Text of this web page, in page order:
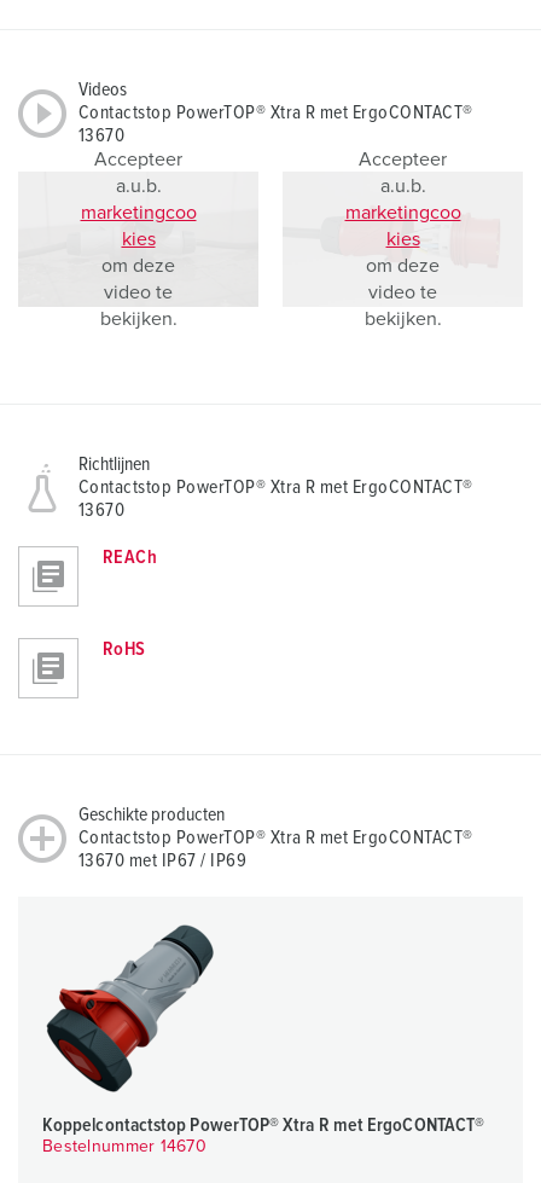
Videos
Contactstop PowerTOP® Xtra R met ErgoCONTACT®
13670
Accepteer
a.u.b.
marketingcoo
kies
om deze
video te
bekijken.
Accepteer
a.u.b.
marketingcoo
kies
om deze
video te
bekijken.
Richtlijnen
Contactstop PowerTOP® Xtra R met ErgoCONTACT®
13670
REACh
RoHS
Geschikte producten
Contactstop PowerTOP® Xtra R met ErgoCONTACT®
13670 met IP67 / IP69
Koppelcontactstop PowerTOP® Xtra R met ErgoCONTACT®
Bestelnummer 14670